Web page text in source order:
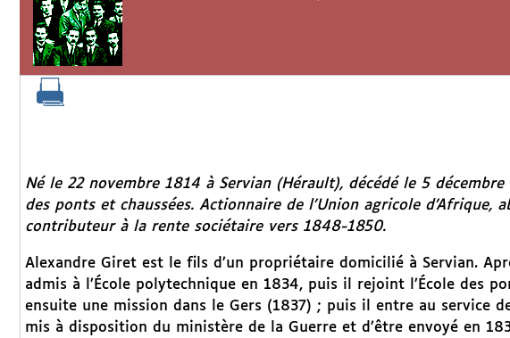
Né le 22 novembre 1814 à Servian (Hérault), décédé le 5
des ponts et chaussées. Actionnaire de l’Union agricole d’Afrique,
contributeur à la rente sociétaire vers 1848-1850.
Alexandre Giret est le fils d’un propriétaire domicilié à Servian.
admis à l’École polytechnique en 1834, puis il rejoint l’École des
ensuite une mission dans le Gers (1837) ; puis il entre au service
mis à disposition du ministère de la Guerre et d’être envoyé en